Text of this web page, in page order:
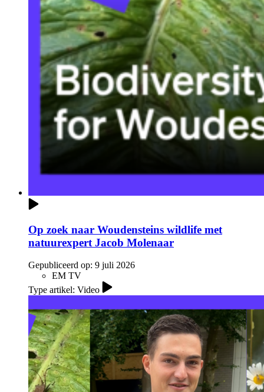
Op zoek naar Woudensteins wildlife met
natuurexpert Jacob Molenaar
Gepubliceerd op: 9 juli 2026
EM TV
Type artikel: Video